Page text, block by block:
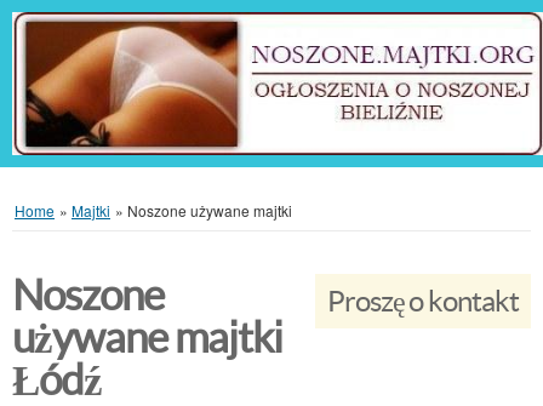
Home » Majtki » Noszone używane majtki
Proszę o kontakt
Noszone
używane majtki
Łódź